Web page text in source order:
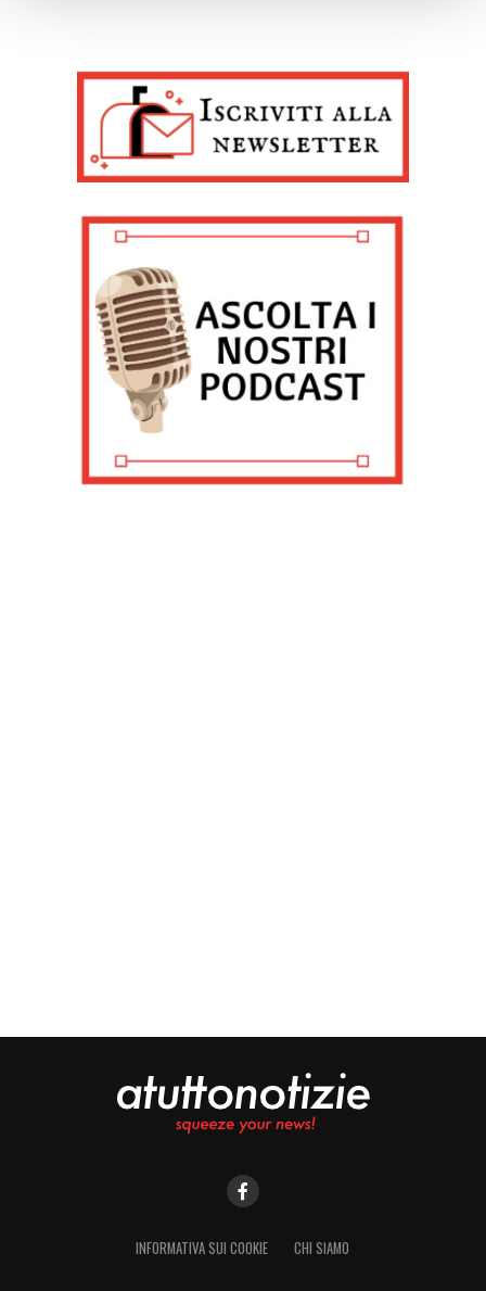
modificare o ritirare il tuo consenso in qualsiasi momento
dalla Dichiarazione sui cookie.
Noi e i nostri partner trattiamo i tuoi dati personali, ad
esempio il tuo indirizzo IP, utilizzando tecnologie quali i
memorizzare e accedere alle informazioni sul tuo
dispositivo. Ciò è finalizzato a pubblicare annunci e
contenuti personalizzati, valutare pubblicità e contenuti,
analizzare gli utenti e sviluppare il prodotto. Puoi
scegliere chi utilizza i tuoi dati e per quali scopi.
Approfondisci come vengono elaborati i tuoi dati personali
e imposta le tue preferenze nella sezione dettagli. Puoi
modificare o revocare il tuo consenso in qualsiasi
momento dalla Dichiarazione sui cookie. Utilizziamo i
cookie tecnici e, previo consenso, anche cookie di
profilazione o altri strumenti di tracciamento, anche di
INFORMATIVA SUI COOKIE CHI SIAMO